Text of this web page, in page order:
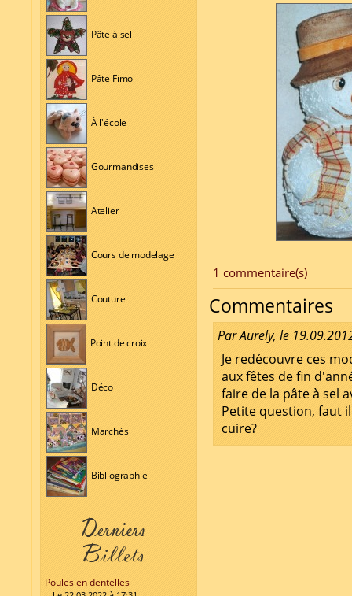
Pâte à sel
Pâte Fimo
À l'école
Gourmandises
Atelier
Cours de modelage
Couture
Point de croix
Déco
Marchés
Bibliographie
Poules en dentelles
1 commentaire(s)
Commentaires
Par Aurely, le
Je redécouvre ces
aux fêtes de fin
faire de la pâte à sel
Petite question, faut
cuire?